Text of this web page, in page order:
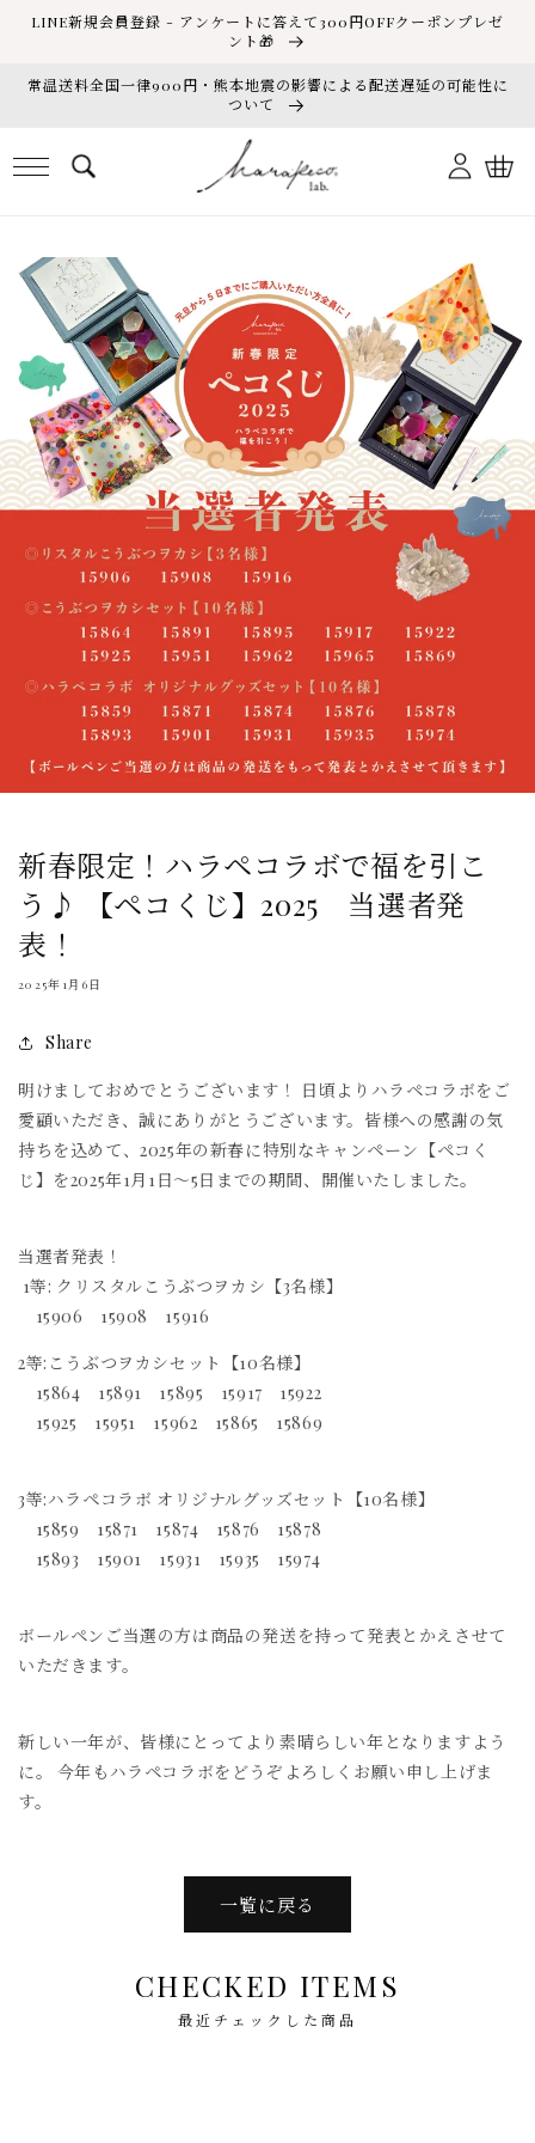
ンツに
LINE新規会員登録 - アンケートに答えて300円OFFクーポンプレゼ
ント🎁
常温送料全国一律900円・熊本地震の影響による配送遅延の可能性に
ついて
グ
イ
ー
新春限定！ハラペコラボで福を引こ
う♪ 【ペコくじ】2025 当選者発
表！
2025年1月6日
Share
明けましておめでとうございます！ 日頃よりハラペコラボをご
愛顧いただき、誠にありがとうございます。皆様への感謝の気
持ちを込めて、2025年の新春に特別なキャンペーン【ペコく
じ】を2025年1月1日〜5日までの期間、開催いたしました。
当選者発表！
1等: クリスタルこうぶつヲカシ【3名様】
15906 15908 15916
2等:こうぶつヲカシセット【10名様】
15864 15891 15895 15917 15922
15925 15951 15962 15865 15869
3等:ハラペコラボ オリジナルグッズセット
【10名様】
15859 15871 15874 15876 15878
15893 15901 15931 15935 15974
ボールペンご当選の方は商品の発送を持って発表とかえさせて
いただきます。
新しい一年が、皆様にとってより素晴らしい年となりますよう
に。 今年もハラペコラボをどうぞよろしくお願い申し上げま
す。
一覧に戻る
CHECKED ITEMS
最近チェックした商品